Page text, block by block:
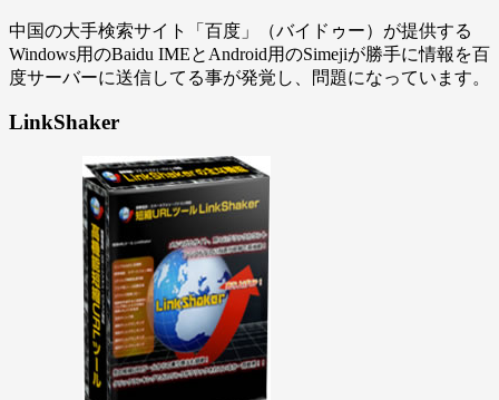
中国の大手検索サイト「百度」（バイドゥー）が提供する
Windows用のBaidu IMEとAndroid用のSimejiが勝手に情報を百
度サーバーに送信してる事が発覚し、問題になっています。
LinkShaker